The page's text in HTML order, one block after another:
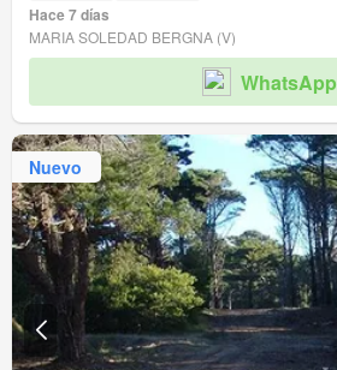
Hace 7 días
MARIA SOLEDAD BERGNA (V)
WhatsApp
Nuevo